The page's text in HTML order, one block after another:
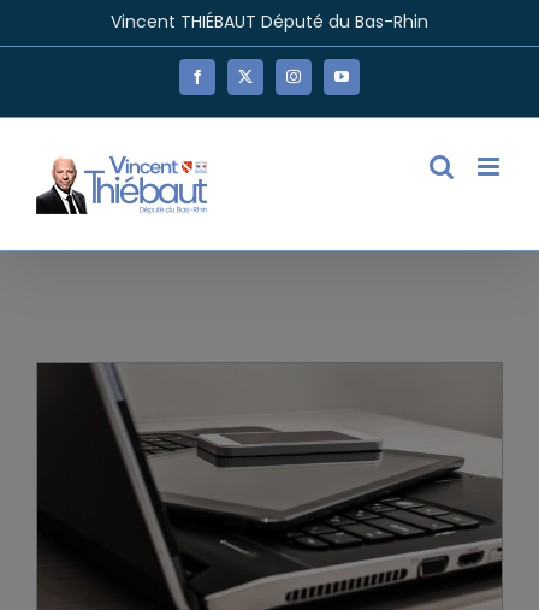
Vincent THIÉBAUT Député du Bas-Rhin
Facebook
X InstagramYouTube